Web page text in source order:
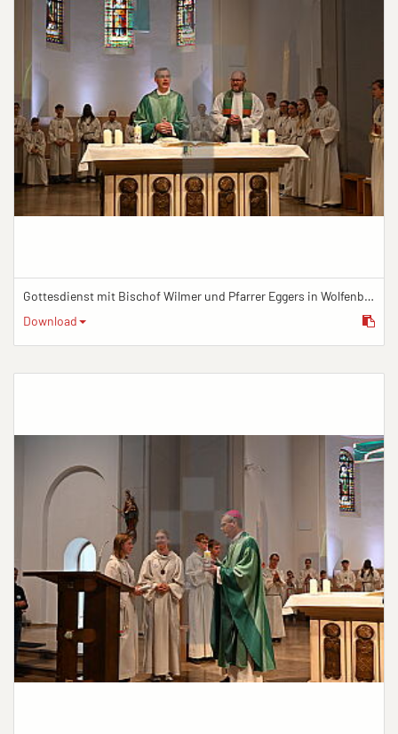
Gottesdienst mit Bischof Wilmer und Pfarrer Eggers in Wolfenbüttel
Download